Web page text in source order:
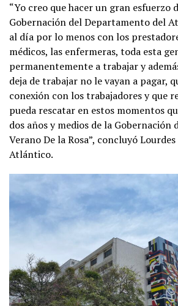
“Yo creo que hacer un gran esfuerzo
Gobernación del Departamento del
al día por lo menos con los
médicos, las enfermeras, toda esta
permanentemente a trabajar y
deja de trabajar no le vayan a pagar,
conexión con los trabajadores y que
pueda rescatar en estos momentos
dos años y medios de la Gobernación
Verano De la Rosa”, concluyó
Atlántico.